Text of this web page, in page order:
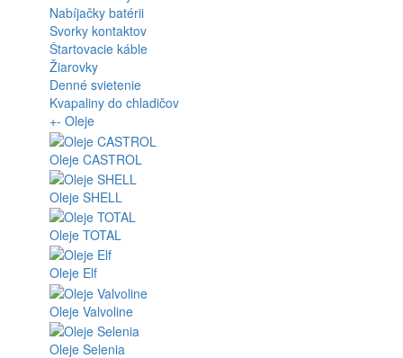
Nabíjačky batérii
Svorky kontaktov
Štartovacie káble
Žiarovky
Denné svietenie
Kvapaliny do chladičov
+- Oleje
Oleje CASTROL
Oleje SHELL
Oleje TOTAL
Oleje Elf
Oleje Valvoline
Oleje Selenia